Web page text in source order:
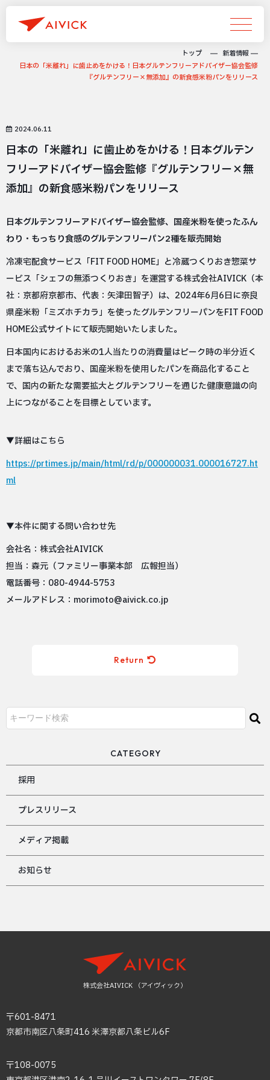
トップ
新着情報
日本の「米離れ」に歯止めをかける！日本グルテンフリーアドバイザー協会監修
『グルテンフリー×無添加』の新食感米粉パンをリリース
2024.06.11
日本の「米離れ」に歯止めをかける！日本グルテン
フリーアドバイザー協会監修『グルテンフリー×無
添加』の新食感米粉パンをリリース
日本グルテンフリーアドバイザー協会監修、国産米粉を使ったふん
わり・もっちり食感のグルテンフリーパン2種を販売開始
冷凍宅配食サービス「FIT FOOD HOME」と冷蔵つくりおき惣菜サ
ービス「シェフの無添つくりおき」を運営する株式会社AIVICK（本
社：京都府京都市、代表：矢津田智子）は、2024年6月6日に奈良
県産米粉「ミズホチカラ」を使ったグルテンフリーパンをFIT FOOD
HOME公式サイトにて販売開始いたしました。
日本国内におけるお米の1人当たりの消費量はピーク時の半分近く
まで落ち込んでおり、国産米粉を使用したパンを商品化すること
で、国内の新たな需要拡大とグルテンフリーを通じた健康意識の向
上につながることを目標としています。
▼詳細はこちら
https://prtimes.jp/main/html/rd/p/000000031.000016727.ht
ml
▼本件に関する問い合わせ先
会社名：株式会社AIVICK
担当：森元（ファミリー事業本部 広報担当）
電話番号：080-4944-5753
メールアドレス：morimoto@aivick.co.jp
Return
CATEGORY
採用
プレスリリース
メディア掲載
お知らせ
株式会社AIVICK （アイヴィック）
〒601-8471
京都市南区八条町416 米澤京都八条ビル6F
〒108-0075